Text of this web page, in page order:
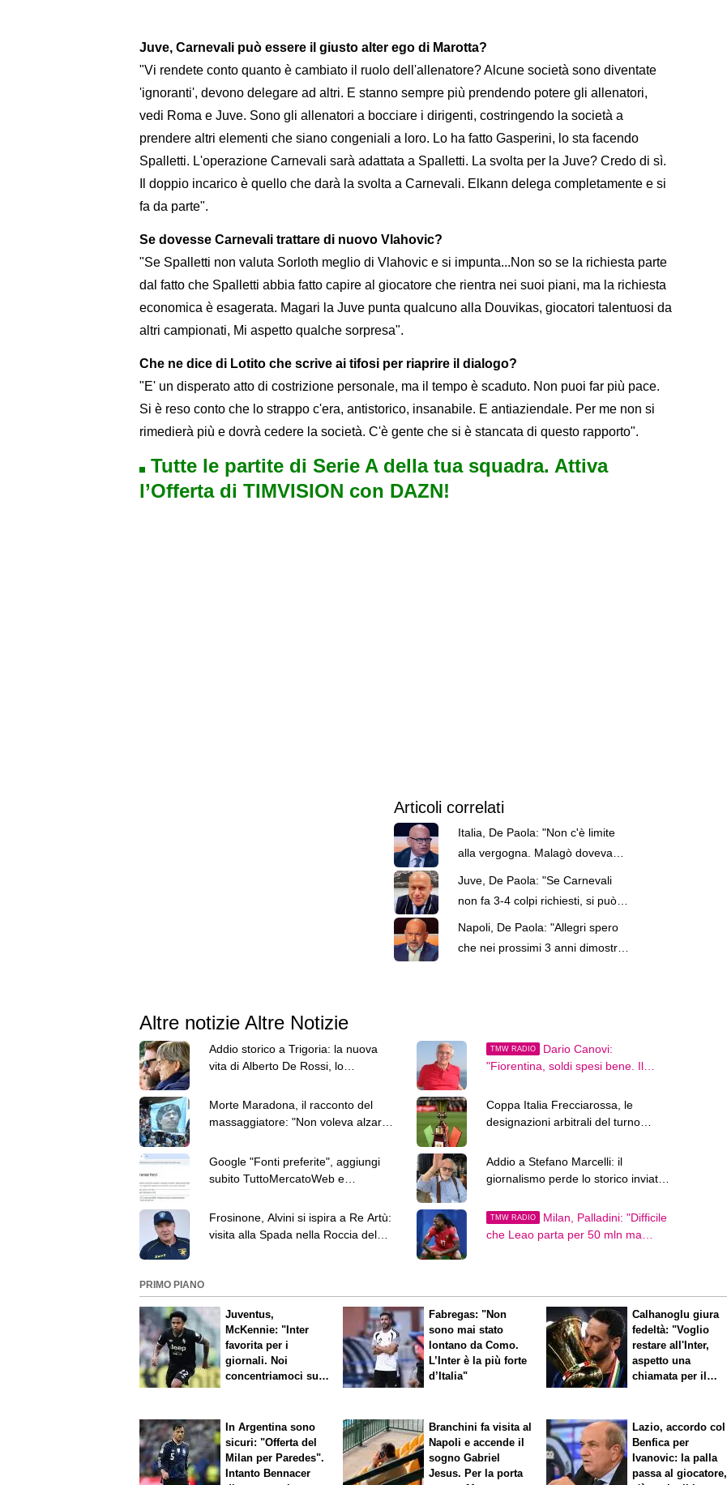
Juve, Carnevali può essere il giusto alter ego di Marotta?
"Vi rendete conto quanto è cambiato il ruolo dell'allenatore? Alcune società sono diventate
'ignoranti', devono delegare ad altri. E stanno sempre più prendendo potere gli allenatori,
vedi Roma e Juve. Sono gli allenatori a bocciare i dirigenti, costringendo la società a
prendere altri elementi che siano congeniali a loro. Lo ha fatto Gasperini, lo sta facendo
Spalletti. L'operazione Carnevali sarà adattata a Spalletti. La svolta per la Juve? Credo di sì.
Il doppio incarico è quello che darà la svolta a Carnevali. Elkann delega completamente e si
fa da parte".
Se dovesse Carnevali trattare di nuovo Vlahovic?
"Se Spalletti non valuta Sorloth meglio di Vlahovic e si impunta...Non so se la richiesta parte
dal fatto che Spalletti abbia fatto capire al giocatore che rientra nei suoi piani, ma la richiesta
economica è esagerata. Magari la Juve punta qualcuno alla Douvikas, giocatori talentuosi da
altri campionati, Mi aspetto qualche sorpresa".
Che ne dice di Lotito che scrive ai tifosi per riaprire il dialogo?
​​​​​​​"E' un disperato atto di costrizione personale, ma il tempo è scaduto. Non puoi far più pace.
Si è reso conto che lo strappo c'era, antistorico, insanabile. E antiaziendale. Per me non si
rimedierà più e dovrà cedere la società. C'è gente che si è stancata di questo rapporto".
Tutte le partite di Serie A della tua squadra. Attiva
l’Offerta di TIMVISION con DAZN!
Articoli correlati
Italia, De Paola: "Non c'è limite
alla vergogna. Malagò doveva
Juve, De Paola: "Se Carnevali
non fa 3-4 colpi richiesti, si può
partire male"
Napoli, De Paola: "Allegri spero
che nei prossimi 3 anni dimostri
Altre notizie Altre Notizie
Addio storico a Trigoria: la nuova
vita di Alberto De Rossi, lo
TMW RADIO
Dario Canovi:
"Fiorentina, soldi spesi bene. Il
Morte Maradona, il racconto del
massaggiatore: "Non voleva alzarsi
Coppa Italia Frecciarossa, le
designazioni arbitrali del turno
Google "Fonti preferite", aggiungi
subito TuttoMercatoWeb e
Addio a Stefano Marcelli: il
giornalismo perde lo storico inviato
Frosinone, Alvini si ispira a Re Artù:
visita alla Spada nella Roccia del
TMW RADIO
Milan, Palladini: "Difficile
che Leao parta per 50 mln ma
PRIMO PIANO
Juventus,
McKennie: "Inter
favorita per i
giornali. Noi
concentriamoci sul
Fabregas: "Non
sono mai stato
lontano da Como.
L’Inter è la più forte
d’Italia"
Calhanoglu giura
fedeltà: "Voglio
restare all'Inter,
aspetto una
chiamata per il
In Argentina sono
sicuri: "Offerta del
Milan per Paredes".
Intanto Bennacer
Branchini fa visita al
Napoli e accende il
sogno Gabriel
Jesus. Per la porta
Lazio, accordo col
Benfica per
Ivanovic: la palla
passa al giocatore,